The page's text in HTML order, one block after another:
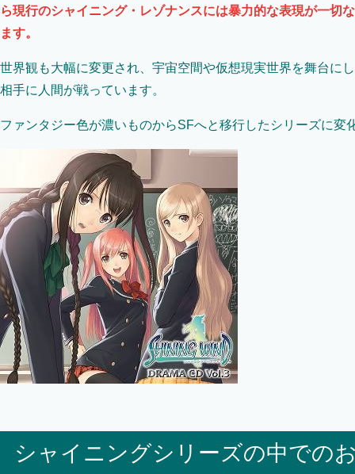
ら現行のシャイニング・レゾナンスには暴力的な表現が一切
ます。
世界観も大幅に変更され、宇宙空間や仮想現実世界を舞台に
相手に人間が戦っています。
ファンタジー色が濃いものからSFへと移行したシリーズに変
シャイニングシリーズの中での